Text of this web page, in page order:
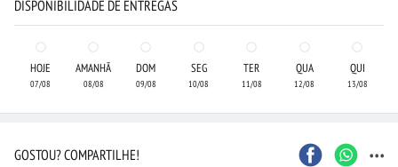
DISPONIBILIDADE DE ENTREGAS
HOJE
07/08
AMANHÃ
08/08
DOM
09/08
SEG
10/08
TER
11/08
QUA
12/08
QUI
13/08
GOSTOU? COMPARTILHE! ...